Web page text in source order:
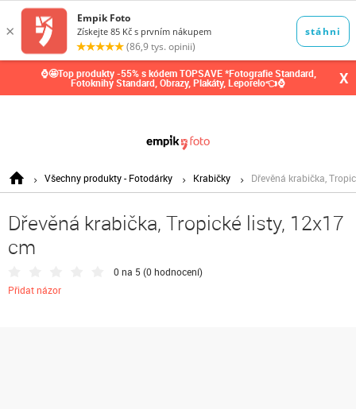
⌚🤩Top produkty -55% s kódem TOPSAVE *Fotografie Standard,
Fotoknihy Standard, Obrazy, Plakáty, Leporelo👈⌚ X
Všechny produkty - Fotodárky Krabičky Dřevěná krabička,
Dřevěná krabička, Tropické listy, 12x17
cm
0 na 5 (0 hodnocení)
Přidat názor